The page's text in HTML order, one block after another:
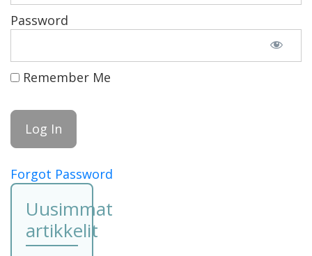
Password
Remember Me
Forgot Password
Uusimmat
artikkelit